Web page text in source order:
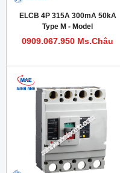
ELCB 4P 315A 300mA 50kA
Type M - Model
HDM1LE400M3154TA
0909.067.950 Ms.Châu